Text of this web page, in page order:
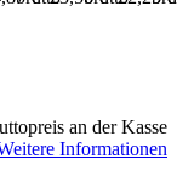
an der Kasse
Informationen